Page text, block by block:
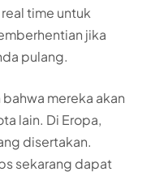
time untuk
jika
pulang.
mereka akan
lain. Di Eropa,
disertakan.
sekarang dapat